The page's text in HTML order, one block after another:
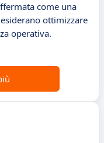
come una
ottimizzare
operativa.